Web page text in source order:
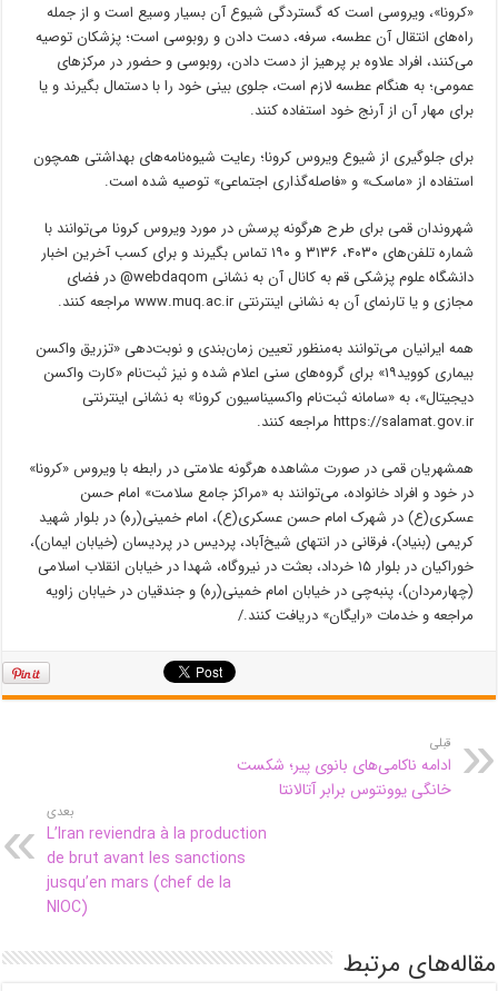
«کرونا»، ویروسی است که گستردگی شیوع آن بسیار وسیع است و از جمله
راه‌های انتقال آن عطسه، سرفه، دست‌ دادن و روبوسی است؛ پزشکان توصیه
می‌کنند، افراد علاوه بر پرهیز از دست ‌دادن، روبوسی و حضور در مرکزهای
عمومی؛ به‌ هنگام عطسه لازم است، جلوی بینی خود را با دستمال بگیرند و یا
برای مهار آن از آرنج خود استفاده کنند.
برای جلوگیری از شیوع ویروس کرونا؛ رعایت شیوه‌نامه‌های بهداشتی همچون
استفاده از «ماسک» و «فاصله‌گذاری اجتماعی» توصیه شده‌ است.
شهروندان قمی برای طرح هرگونه پرسش در مورد ویروس کرونا می‌توانند با
شماره تلفن‌های ۴۰۳۰، ۳۱۳۶ و ۱۹۰ تماس بگیرند و برای کسب آخرین اخبار
دانشگاه علوم پزشکی قم به کانال آن به نشانی webdaqom@ در فضای
مجازی و یا تارنمای آن به نشانی اینترنتی www.muq.ac.ir مراجعه کنند.
همه ایرانیان می‌توانند به‌منظور تعیین زمان‌بندی و نوبت‌دهی «تزریق واکسن
بیماری کووید۱۹» برای گروه‌های سنی اعلام شده و نیز ثبت‌نام «کارت واکسن
دیجیتال»، به «سامانه ثبت‌نام واکسیناسیون کرونا» به نشانی اینترنتی
https://salamat.gov.ir مراجعه کنند.
همشهریان قمی در صورت مشاهده هرگونه علامتی در رابطه با ویروس «کرونا»
در خود و افراد خانواده، می‌توانند به «مراکز جامع سلامت» امام حسن
عسکری(ع) در شهرک امام حسن عسکری(ع)، امام خمینی(ره) در بلوار شهید
کریمی (بنیاد)، فرقانی در انتهای شیخ‌آباد، پردیس در پردیسان (خیابان ایمان)،
خوراکیان در بلوار ۱۵ خرداد، بعثت در نیروگاه، شهدا در خیابان انقلاب اسلامی
(چهارمردان)، پنبه‌چی در خیابان امام خمینی(ره) و جندقیان در خیابان زاویه
مراجعه و خدمات «رایگان» دریافت کنند./
قبلی
ادامه ناکامی‌های بانوی پیر؛ شکست
خانگی یوونتوس برابر آتالانتا
بعدی
L’Iran reviendra à la production
de brut avant les sanctions
jusqu’en mars (chef de la
NIOC)
مقاله‌های مرتبط